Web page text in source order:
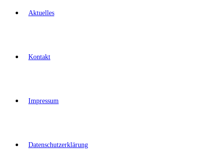
Aktuelles
Kontakt
Impressum
Datenschutzerklärung